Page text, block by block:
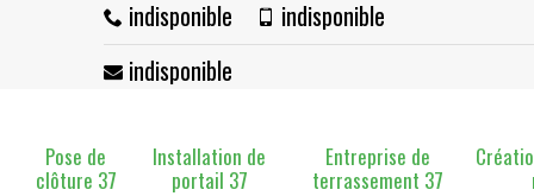
indisponible
indisponible
indisponible
Pose de
clôture 37
Installation de
portail 37
Entreprise de
terrassement 37